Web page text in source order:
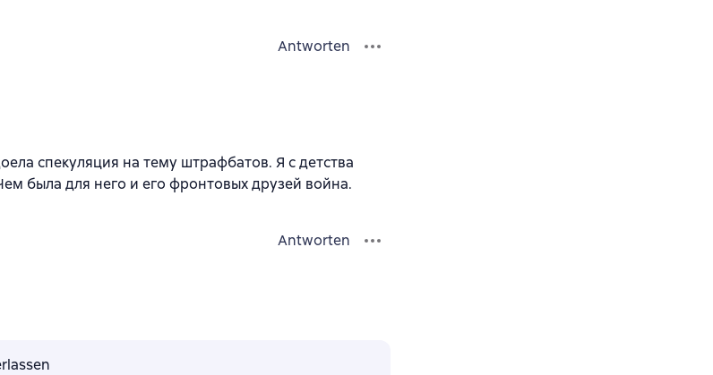
Antworten
спекуляция на тему штрафбатов. Я с детства
была для него и его фронтовых друзей война.
Antworten